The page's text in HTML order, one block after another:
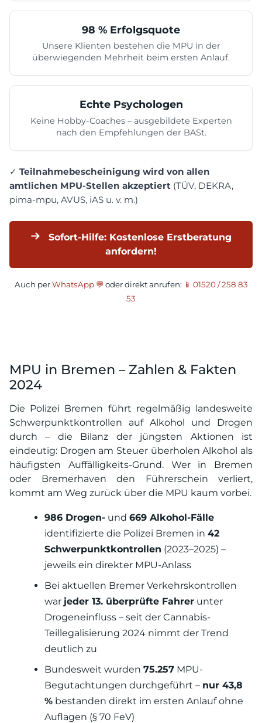
98 % Erfolgsquote
Unsere Klienten bestehen die MPU in der
überwiegenden Mehrheit beim ersten Anlauf.
Echte Psychologen
Keine Hobby-Coaches – ausgebildete Experten
nach den Empfehlungen der BASt.
✓ Teilnahmebescheinigung wird von allen
amtlichen MPU-Stellen akzeptiert (TÜV, DEKRA,
pima-mpu, AVUS, iAS u. v. m.)
Sofort-Hilfe: Kostenlose Erstberatung
anfordern!
Auch perWhatsApp 💬 oder direkt anrufen: 📱 01520 / 258 83
53
MPU in Bremen – Zahlen & Fakten
2024
Die Polizei Bremen führt regelmäßig landesweite
Schwerpunktkontrollen auf Alkohol und Drogen
durch – die Bilanz der jüngsten Aktionen ist
eindeutig: Drogen am Steuer überholen Alkohol als
häufigsten Auffälligkeits-Grund. Wer in Bremen
oder Bremerhaven den Führerschein verliert,
kommt am Weg zurück über die MPU kaum vorbei.
986 Drogen- und 669 Alkohol-Fälle
identifizierte die Polizei Bremen in 42
Schwerpunktkontrollen (2023–2025) –
jeweils ein direkter MPU-Anlass
Bei aktuellen Bremer Verkehrskontrollen
war jeder 13. überprüfte Fahrer unter
Drogeneinfluss – seit der Cannabis-
Teillegalisierung 2024 nimmt der Trend
deutlich zu
Bundesweit wurden 75.257 MPU-
Begutachtungen durchgeführt – nur 43,8
% bestanden direkt im ersten Anlauf ohne
Auflagen (§ 70 FeV)